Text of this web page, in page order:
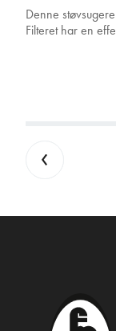
Denne
Filteret har en